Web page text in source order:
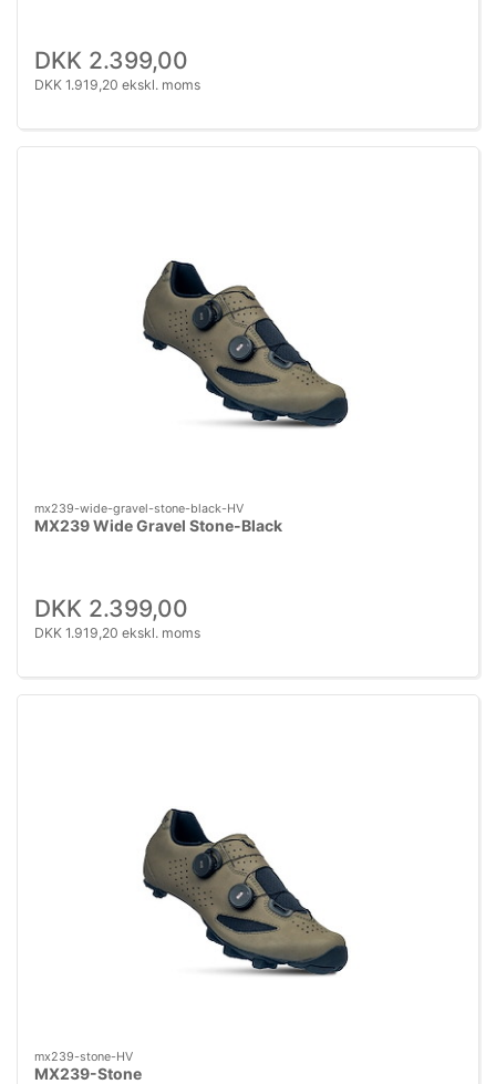
DKK 2.399,00
DKK 1.919,20 ekskl. moms
mx239-wide-gravel-stone-black-HV
MX239 Wide Gravel Stone-Black
DKK 2.399,00
DKK 1.919,20 ekskl. moms
mx239-stone-HV
MX239-Stone